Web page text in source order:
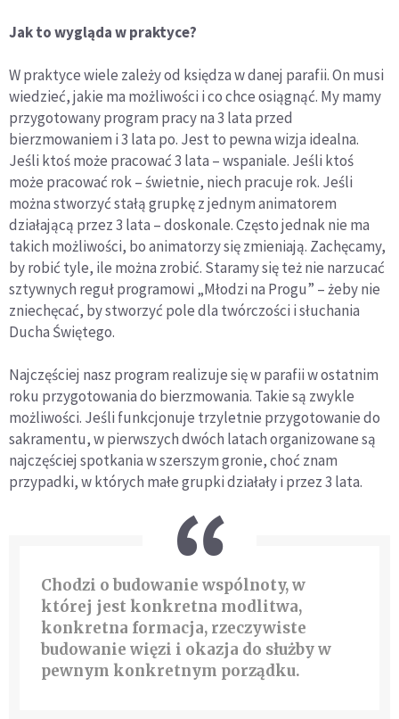
Jak to wygląda w praktyce?
W praktyce wiele zależy od księdza w danej parafii. On musi
wiedzieć, jakie ma możliwości i co chce osiągnąć. My mamy
przygotowany program pracy na 3 lata przed
bierzmowaniem i 3 lata po. Jest to pewna wizja idealna.
Jeśli ktoś może pracować 3 lata – wspaniale. Jeśli ktoś
może pracować rok – świetnie, niech pracuje rok. Jeśli
można stworzyć stałą grupkę z jednym animatorem
działającą przez 3 lata – doskonale. Często jednak nie ma
takich możliwości, bo animatorzy się zmieniają. Zachęcamy,
by robić tyle, ile można zrobić. Staramy się też nie narzucać
sztywnych reguł programowi „Młodzi na Progu” – żeby nie
zniechęcać, by stworzyć pole dla twórczości i słuchania
Ducha Świętego.
Najczęściej nasz program realizuje się w parafii w ostatnim
roku przygotowania do bierzmowania. Takie są zwykle
możliwości. Jeśli funkcjonuje trzyletnie przygotowanie do
sakramentu, w pierwszych dwóch latach organizowane są
najczęściej spotkania w szerszym gronie, choć znam
przypadki, w których małe grupki działały i przez 3 lata.
Chodzi o budowanie wspólnoty, w
której jest konkretna modlitwa,
konkretna formacja, rzeczywiste
budowanie więzi i okazja do służby w
pewnym konkretnym porządku.